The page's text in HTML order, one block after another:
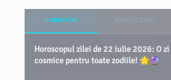
HOROSCOP
Horoscopul zilei de 22 iulie 2026: O
cosmice pentru toate zodiile! 🌟🔮